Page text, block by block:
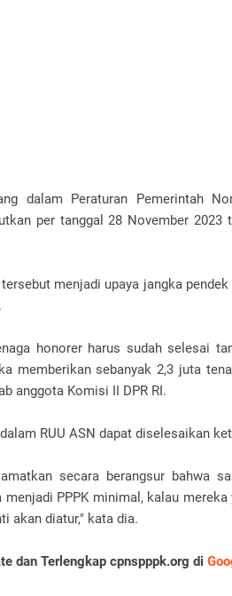
dalam Peraturan Pemerintah
per tanggal 28 November
menjadi upaya jangka
honorer harus sudah selesai
memberikan sebanyak 2,3 juta
anggota Komisi II DPR RI.
RUU ASN dapat diselesaikan
secara berangsur bahwa
PPPK minimal, kalau
akan diatur," kata dia.
dan Terlengkap cpnspppk.org di